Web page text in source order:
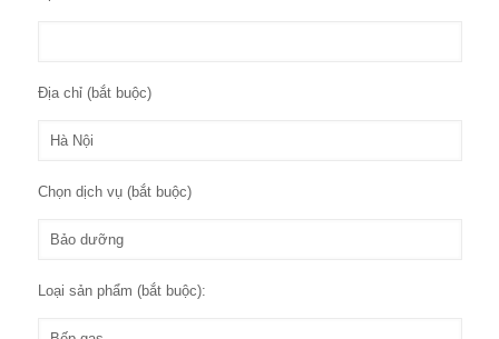
Địa chỉ (bắt buộc)
Chọn dịch vụ (bắt buộc)
Loại sản phẩm (bắt buộc):